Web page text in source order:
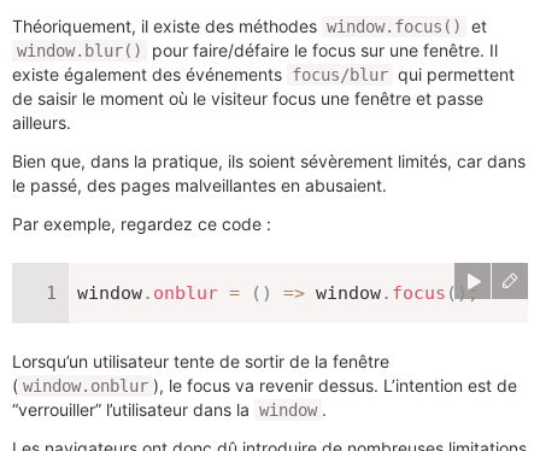
Théoriquement, il existe des méthodes window.focus() et
window.blur()
pour faire/défaire le focus sur une fenêtre. Il
existe également des événements focus/blur qui permettent
de saisir le moment où le visiteur focus une fenêtre et passe
ailleurs.
Bien que, dans la pratique, ils soient sévèrement limités, car dans
le passé, des pages malveillantes en abusaient.
Par exemple, regardez ce code :
window. onblur = ( ) => window. focus ( );
Lorsqu’un utilisateur tente de sortir de la fenêtre
( window.onblur ), le focus va revenir dessus. L’intention est de
“verrouiller” l’utilisateur dans la window .